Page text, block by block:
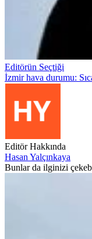
Editörün Seçtiği
İzmir hava durumu:
Editör Hakkında
Hasan Yalçınkaya
Bunlar da ilginizi